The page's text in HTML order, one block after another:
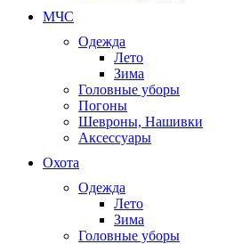
МЧС
Одежда
Лето
Зима
Головные уборы
Погоны
Шевроны, Нашивки
Аксессуары
Охота
Одежда
Лето
Зима
Головные уборы